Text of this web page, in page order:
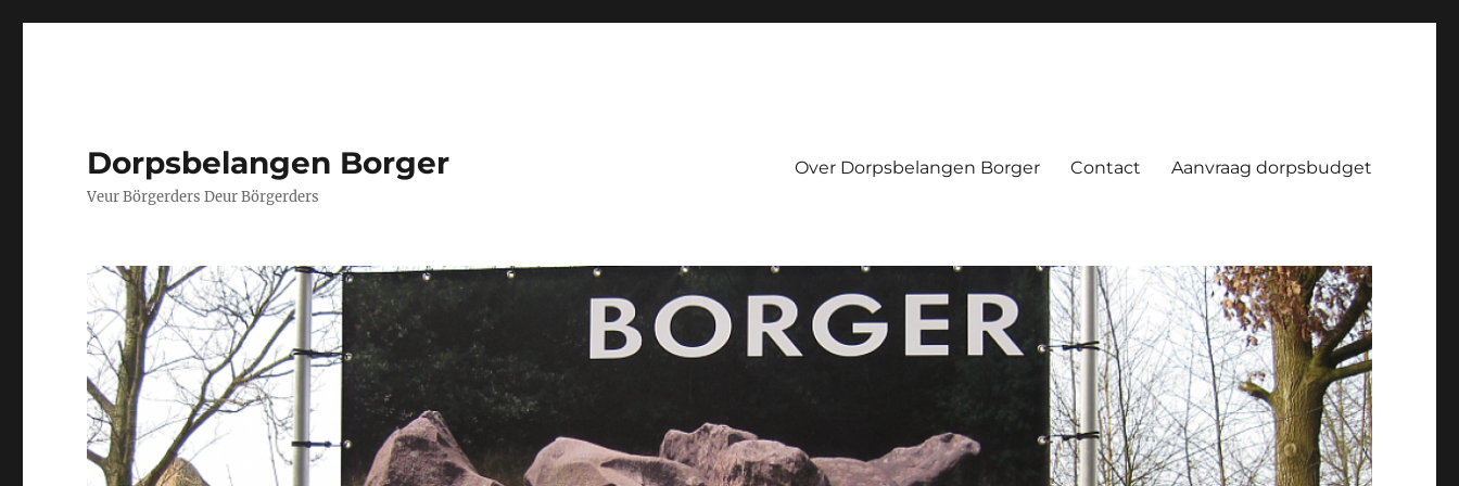
Dorpsbelangen Borger
Veur Börgerders Deur Börgerders
Over Dorpsbelangen Borger Contact Aanvraag dorpsbudget